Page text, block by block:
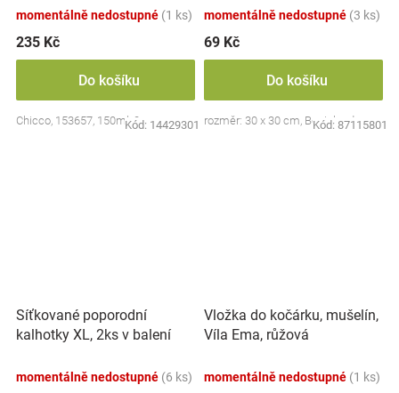
momentálně nedostupné (1 ks)
235 Kč
Do košíku
Chicco, 153657, 150ml, 0m+
Kód: 14429301
momentálně nedostupné (3 ks)
69 Kč
Do košíku
rozměr: 30 x 30 cm, Bocioland
Kód: 87115801
Síťkované poporodní
kalhotky XL, 2ks v balení
momentálně nedostupné (6 ks)
Vložka do kočárku, mušelín,
Víla Ema, růžová
momentálně nedostupné (1 ks)